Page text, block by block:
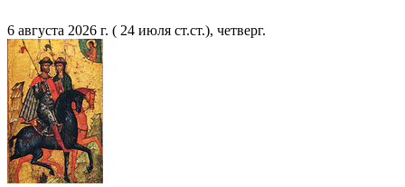
6 августа 2026 г. ( 24 июля ст.ст.), четверг.